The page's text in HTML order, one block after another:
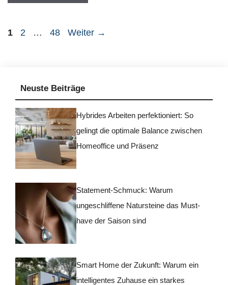
Seite
1 Seite
2 … Seite
48 Weiter →
Neuste Beiträge
Hybrides Arbeiten perfektioniert: So
gelingt die optimale Balance zwischen
Homeoffice und Präsenz
Statement-Schmuck: Warum
ungeschliffene Natursteine das Must-
have der Saison sind
Smart Home der Zukunft: Warum ein
intelligentes Zuhause ein starkes